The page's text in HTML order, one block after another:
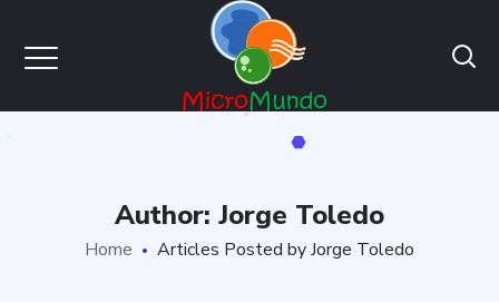
Author: Jorge Toledo
Home Articles Posted by Jorge Toledo